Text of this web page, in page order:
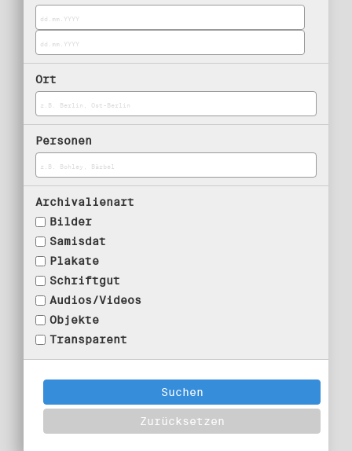
Ort
Personen
Archivalienart
Bilder
Samisdat
Plakate
Schriftgut
Audios/Videos
Objekte
Transparent